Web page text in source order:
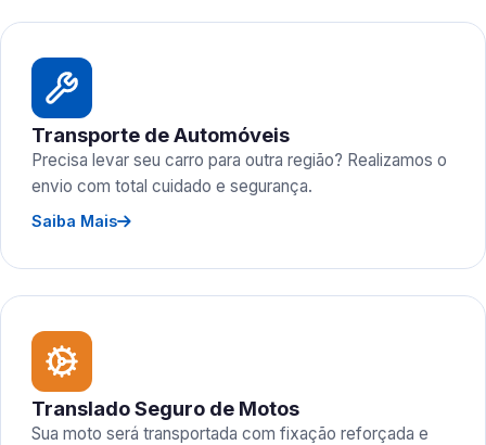
Transporte de Automóveis
Precisa levar seu carro para outra região? Realizamos o
envio com total cuidado e segurança.
Saiba Mais
Translado Seguro de Motos
Sua moto será transportada com fixação reforçada e